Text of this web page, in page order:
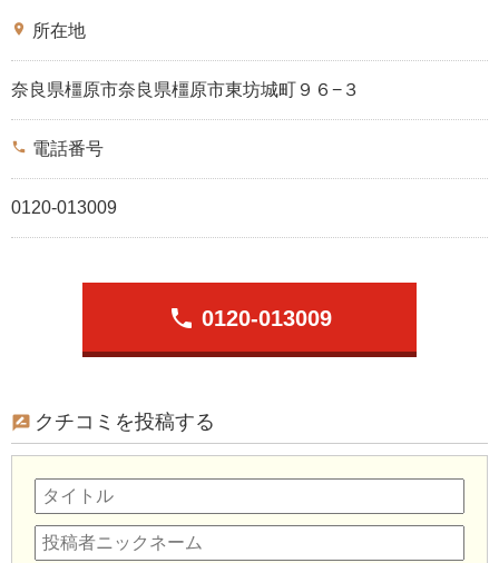
place 所在地
奈良県橿原市奈良県橿原市東坊城町９６−３
phone 電話番号
0120-013009
phone 0120-013009
クチコミを投稿する